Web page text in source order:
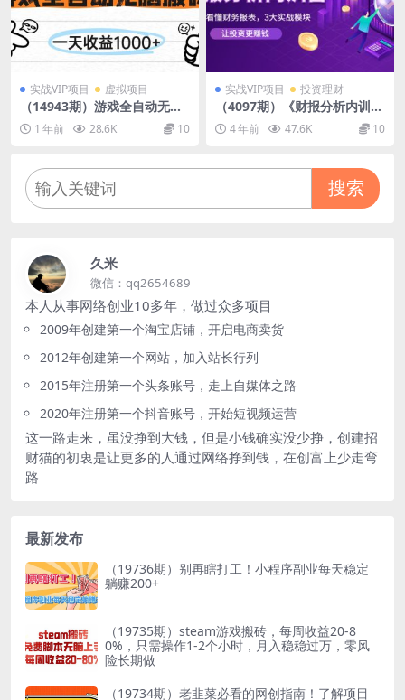
实战VIP项目 虚拟项目
（14943期）游戏全自动无脑
搬砖，一天收益1000+，不需
要玩游戏
1 年前 28.6K 10
实战VIP项目 投资理财
（4097期）《财报分析内训
营》0基础看懂财务报表，3大
应用实战模块，让投资更赚钱
4 年前 47.6K 10
搜索
久米
微信：qq2654689
本人从事网络创业10多年，做过众多项目
2009年创建第一个淘宝店铺，开启电商卖货
2012年创建第一个网站，加入站长行列
2015年注册第一个头条账号，走上自媒体之路
2020年注册第一个抖音账号，开始短视频运营
这一路走来，虽没挣到大钱，但是小钱确实没少挣，创建招
财猫的初衷是让更多的人通过网络挣到钱，在创富上少走弯
路
最新发布
（19736期）别再瞎打工！小程序副业每天稳定
躺赚200+
（19735期）steam游戏搬砖，每周收益20-8
0%，只需操作1-2个小时，月入稳稳过万，零风
险长期做
（19734期）老韭菜必看的网创指南！了解项目